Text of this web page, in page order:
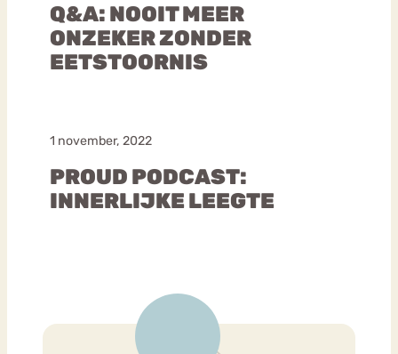
Q&A: NOOIT MEER
ONZEKER ZONDER
EETSTOORNIS
1 november, 2022
PROUD PODCAST:
INNERLIJKE LEEGTE